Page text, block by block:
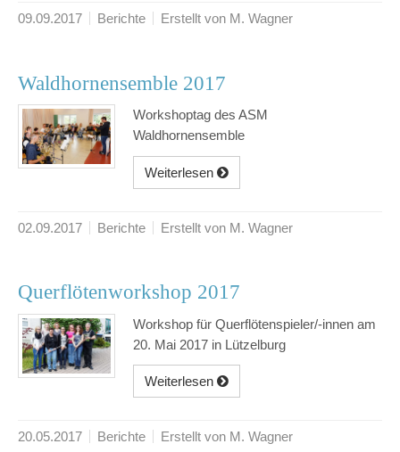
09.09.2017 Berichte Erstellt von M. Wagner
Waldhornensemble 2017
Workshoptag des ASM
Waldhornensemble
Weiterlesen
02.09.2017 Berichte Erstellt von M. Wagner
Querflötenworkshop 2017
Workshop für Querflötenspieler/-innen am
20. Mai 2017 in Lützelburg
Weiterlesen
20.05.2017 Berichte Erstellt von M. Wagner